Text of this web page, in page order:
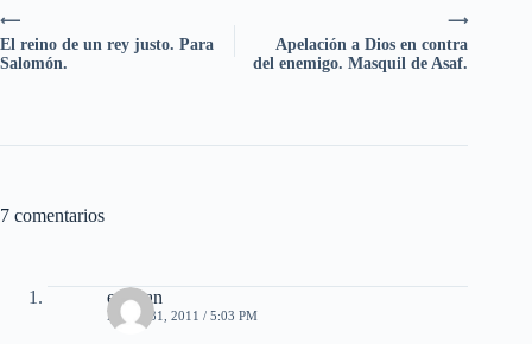
⟶
Apelación a Dios en contra
del enemigo. Masquil de Asaf.
⟵
El reino de un rey justo. Para
Salomón.
7 comentarios
esteban
MAYO 31, 2011 / 5:03 PM